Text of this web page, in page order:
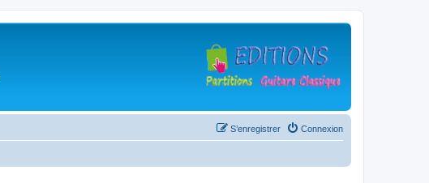
Connexion
S’enregistrer